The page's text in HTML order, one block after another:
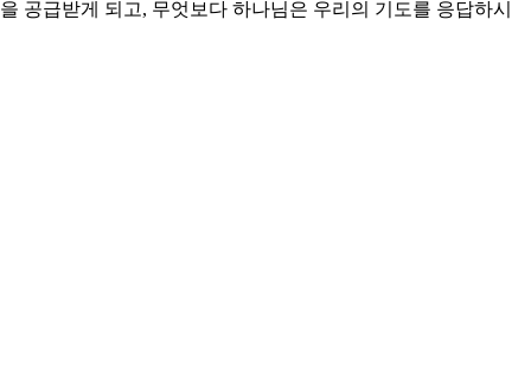
공급받게 되고, 무엇보다 하나님은 우리의 기도를 응답하시